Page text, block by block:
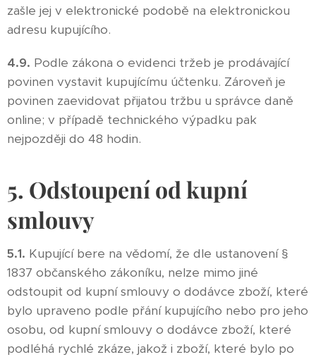
zašle jej v elektronické podobě na elektronickou
adresu kupujícího.
4.9. Podle zákona o evidenci tržeb je prodávající
povinen vystavit kupujícímu účtenku. Zároveň je
povinen zaevidovat přijatou tržbu u správce daně
online; v případě technického výpadku pak
nejpozději do 48 hodin.
5. Odstoupení od kupní
smlouvy
5.1. Kupující bere na vědomí, že dle ustanovení §
1837 občanského zákoníku, nelze mimo jiné
odstoupit od kupní smlouvy o dodávce zboží, které
bylo upraveno podle přání kupujícího nebo pro jeho
osobu, od kupní smlouvy o dodávce zboží, které
podléhá rychlé zkáze, jakož i zboží, které bylo po